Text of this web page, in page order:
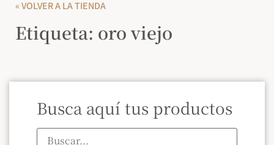
« VOLVER A LA TIENDA
Etiqueta: oro viejo
Busca aquí tus productos